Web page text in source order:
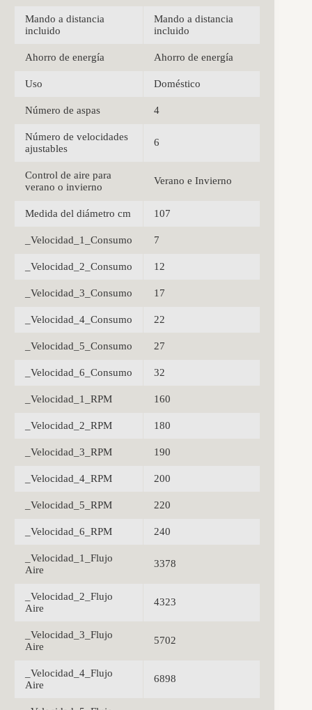
Mando a distancia
incluido
Mando a distancia
incluido
Ahorro de energía Ahorro de energía
Uso Doméstico
Número de aspas 4
Número de velocidades
ajustables
6
Control de aire para
verano o invierno
Verano e Invierno
Medida del diámetro cm 107
_Velocidad_1_Consumo 7
_Velocidad_2_Consumo 12
_Velocidad_3_Consumo 17
_Velocidad_4_Consumo 22
_Velocidad_5_Consumo 27
_Velocidad_6_Consumo 32
_Velocidad_1_RPM 160
_Velocidad_2_RPM 180
_Velocidad_3_RPM 190
_Velocidad_4_RPM 200
_Velocidad_5_RPM 220
_Velocidad_6_RPM 240
_Velocidad_1_Flujo
Aire
3378
_Velocidad_2_Flujo
Aire
4323
_Velocidad_3_Flujo
Aire
5702
_Velocidad_4_Flujo
Aire
6898